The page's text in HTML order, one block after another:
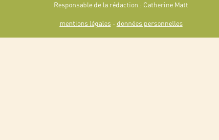
Responsable de la rédaction : Catherine Matt
mentions légales - données personnelles